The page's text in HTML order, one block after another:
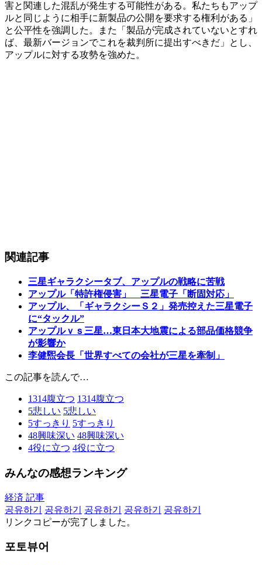
害と関連した混乱が発生する可能性がある。私たちもアップ
ルと同じように相手に新製品の公開を要求する権利がある」
と公平性を強調した。また「製品が完成されていないとすれ
ば、最新バージョンでこれを裁判所に提出すべきだ」とし、
アップルに対する攻勢を強めた。
関連記事
三星ギャラクシータブ、アップルの戦略に苦戦
アップル「特許権侵害」 三星電子「断固対応」
アップル、「ギャラクシーＳ２」発売控えた三星電子
に“タックル”
アップルｖｓ三星…東日本大地震による部品価格競争
が影響か
李健煕会長「世界すべての会社が三星を牽制」
この記事を読んで…
1314腹立つ 1314腹立つ
5悲しい 5悲しい
5すっきり 5すっきり
48興味深い 48興味深い
4役に立つ 4役に立つ
みんなの感想ランキング
経済 記事
공유하기
공유하기 공유하기 공유하기
공유하기
リンクコピーが完了しました。
포토뷰어